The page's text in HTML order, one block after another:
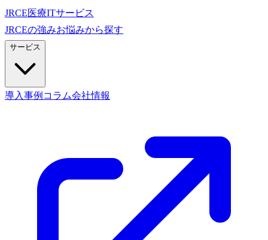
JRCE医療ITサービス
JRCEの強みお悩みから探す
サービス
導入事例 コラム会社情報